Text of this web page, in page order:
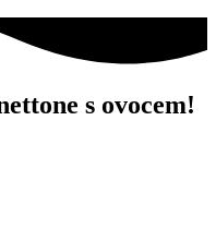
s ovocem!